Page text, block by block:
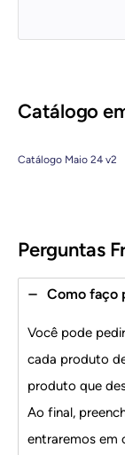
Catálogo
Catálogo Maio 24 v2
Perguntas
Como faço
Você pode
cada produto
produto que
Ao final,
entraremos em